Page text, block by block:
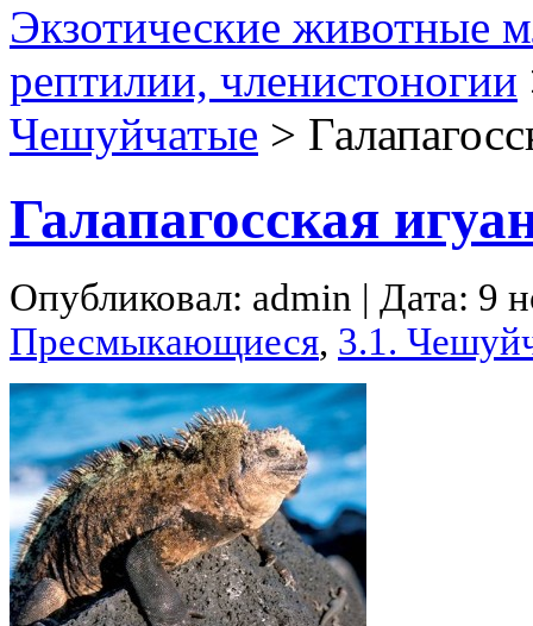
Экзотические животные
рептилии, членистоногии
Чешуйчатые >
Галапагосская
Опубликовал: admin | Дата: 9
Пресмыкающиеся, 3.1.